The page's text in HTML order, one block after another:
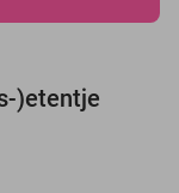
)etentje